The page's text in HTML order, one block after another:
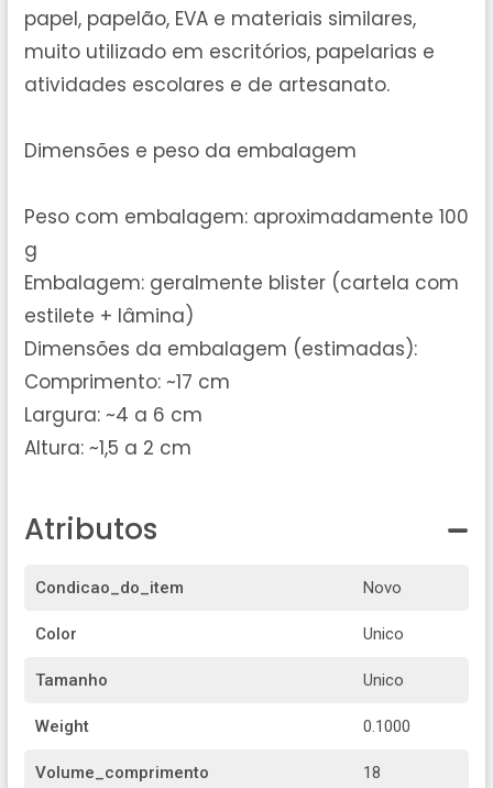
papel, papelão, EVA e materiais similares,
muito utilizado em escritórios, papelarias e
atividades escolares e de artesanato.
Dimensões e peso da embalagem
Peso com embalagem: aproximadamente 100
g
Embalagem: geralmente blister (cartela com
estilete + lâmina)
Dimensões da embalagem (estimadas):
Comprimento: ~17 cm
Largura: ~4 a 6 cm
Altura: ~1,5 a 2 cm
Atributos
Condicao_do_item Novo
Color Unico
Tamanho Unico
Weight 0.1000
Volume_comprimento 18